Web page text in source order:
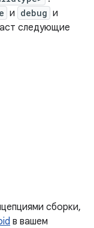
и debug и
следующие
сборки,
в вашем